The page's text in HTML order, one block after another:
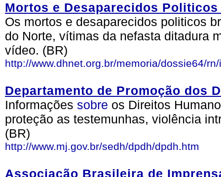
Mortos e Desaparecidos
Os mortos e desaparecidos politicos
do Norte, vítimas da nefasta ditadura
vídeo. (BR)
http://www.dhnet.org.br/memoria/dossie64/
Departamento de Promoção dos
Informações sobre os Direitos
proteção as testemunhas, violência
(BR)
http://www.mj.gov.br/sedh/dpdh/dpdh.htm
Associação Brasileira de